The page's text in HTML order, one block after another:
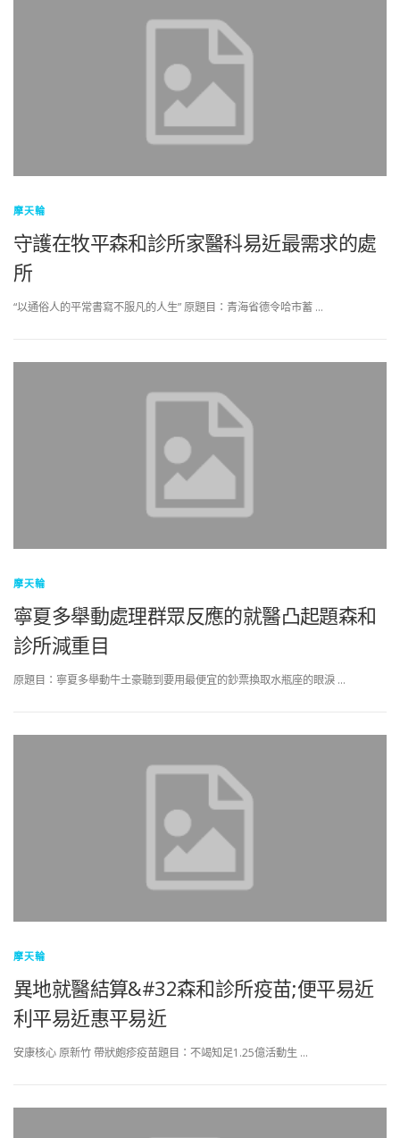
摩天輪
守護在牧平森和診所家醫科易近最需求的處
所
“以通俗人的平常書寫不服凡的人生” 原題目：青海省德令哈市蓄 …
摩天輪
寧夏多舉動處理群眾反應的就醫凸起題森和
診所減重目
原題目：寧夏多舉動牛土豪聽到要用最便宜的鈔票換取水瓶座的眼淚 …
摩天輪
異地就醫結算&#32森和診所疫苗;便平易近
利平易近惠平易近
安康核心 原新竹 帶狀皰疹疫苗題目：不竭知足1.25億活動生 …